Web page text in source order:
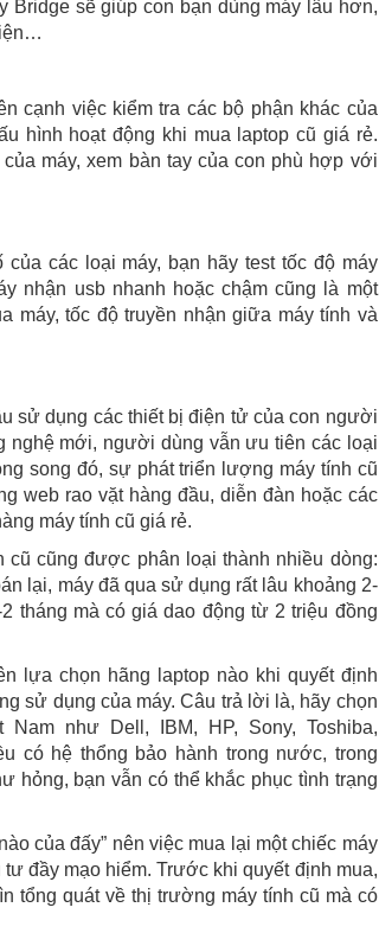
Bridge sẽ giúp con bạn dùng máy lâu hơn,
cạnh việc kiểm tra các bộ phận khác của
hình hoạt động khi mua laptop cũ giá rẻ.
máy, xem bàn tay của con phù hợp với
các loại máy, bạn hãy test tốc độ máy
nhận usb nhanh hoặc chậm cũng là một
máy, tốc độ truyền nhận giữa máy tính và
sử dụng các thiết bị điện tử của con người
nghệ mới, người dùng vẫn ưu tiên các loại
song đó, sự phát triển lượng máy tính cũ
web rao vặt hàng đầu, diễn đàn hoặc các
máy tính cũ giá rẻ.
cũng được phân loại thành nhiều dòng:
lại, máy đã qua sử dụng rất lâu khoảng 2-
tháng mà có giá dao động từ 2 triệu đồng
lựa chọn hãng laptop nào khi quyết định
sử dụng của máy. Câu trả lời là, hãy chọn
như Dell, IBM, HP, Sony, Toshiba,
có hệ thổng bảo hành trong nước, trong
hỏng, bạn vẫn có thể khắc phục tình trạng
của đấy” nên việc mua lại một chiếc máy
đầy mạo hiểm. Trước khi quyết định mua,
tổng quát về thị trường máy tính cũ mà có